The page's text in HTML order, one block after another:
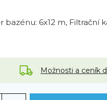
6x12 m, Filtrační
Možnosti a ceník